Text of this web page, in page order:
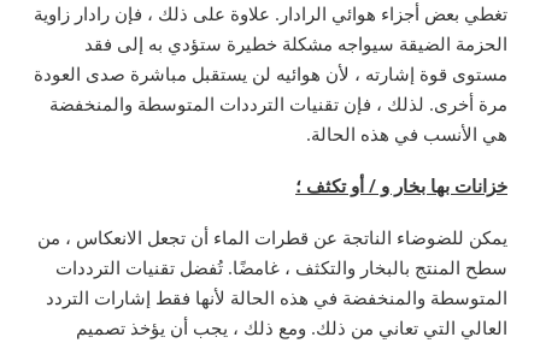
تغطي بعض أجزاء هوائي الرادار. علاوة على ذلك ، فإن رادار زاوية
الحزمة الضيقة سيواجه مشكلة خطيرة ستؤدي به إلى فقد
مستوى قوة إشارته ، لأن هوائيه لن يستقبل مباشرة صدى العودة
مرة أخرى. لذلك ، فإن تقنيات الترددات المتوسطة والمنخفضة
هي الأنسب في هذه الحالة.
خزانات بها بخار و / أو تكثف ؛
يمكن للضوضاء الناتجة عن قطرات الماء أن تجعل الانعكاس ، من
سطح المنتج بالبخار والتكثف ، غامضًا. تُفضل تقنيات الترددات
المتوسطة والمنخفضة في هذه الحالة لأنها فقط إشارات التردد
العالي التي تعاني من ذلك. ومع ذلك ، يجب أن يؤخذ تصميم